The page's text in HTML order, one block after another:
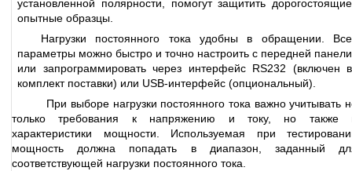
установленной полярности, помогут защитить дорогостоящие
опытные образцы.
Нагрузки постоянного тока удобны в обращении. Все
параметры можно быстро и точно настроить с передней панели
или запрограммировать через интерфейс RS232 (включен в
комплект поставки) или USB-интерфейс (опциональный).
При выборе нагрузки постоянного тока важно учитывать
только требования к напряжению и току, но также
характеристики мощности. Используемая при
мощность должна попадать в диапазон, заданный
соответствующей нагрузки постоянного тока.